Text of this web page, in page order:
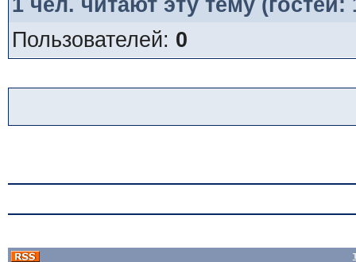
1чел. читают эту тему
Пользователей: 0